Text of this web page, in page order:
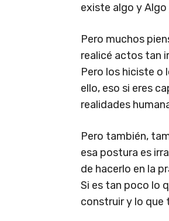
existe algo y Algo
Pero muchos
realicé actos tan
Pero los hiciste o
ello, eso si eres
realidades
Pero también,
esa postura es
de hacerlo en la
Si es tan poco lo
construir y lo que